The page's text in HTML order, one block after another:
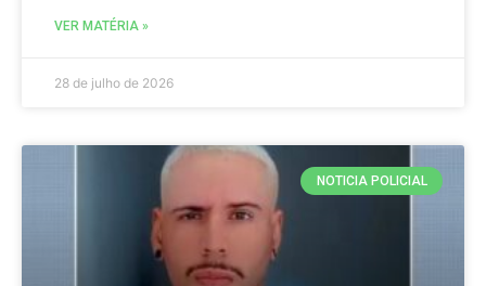
VER MATÉRIA »
28 de julho de 2026
NOTICIA POLICIAL